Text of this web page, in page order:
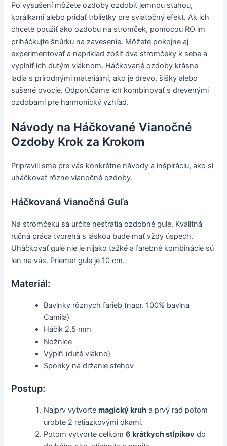
Po vysušení môžete ozdoby ozdobiť jemnou stuhou,
korálkami alebo pridať trblietky pre sviatočný efekt. Ak ich
chcete použiť ako ozdobu na stromček, pomocou RO im
priháčkujte šnúrku na zavesenie. Môžete pokojne aj
experimentovať a napríklad zošiť dva stromčeky k sebe a
vyplniť ich dutým vláknom. Háčkované ozdoby krásne
ladia s prírodnými materiálmi, ako je drevo, šišky alebo
sušené ovocie. Odporúčame ich kombinovať s drevenými
ozdobami pre harmonický vzhľad.
Návody na Háčkované Vianočné
Ozdoby Krok za Krokom
Pripravili sme pre vás konkrétne návody a inšpiráciu, ako si
uháčkovať rôzne vianočné ozdoby.
Háčkovaná Vianočná Guľa
Na stromčeku sa určite nestratia ozdobné gule. Kvalitná
ručná práca tvorená s láskou bude mať vždy úspech.
Uháčkovať gule nie je nijako ťažké a farebné kombinácie sú
len na vás. Priemer gule je 10 cm.
Materiál:
Bavlnky rôznych farieb (napr. 100% bavlna
Camila)
Háčik 2,5 mm
Nožnice
Výplň (duté vlákno)
Sponky na držanie stehov
Postup:
Najprv vytvortemagický kruh a prvý rad potom
urobte 2 retiazkovými okami.
Potom vytvorte celkom6 krátkych stĺpikov do